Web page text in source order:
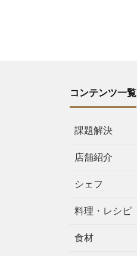
コンテンツ一覧
課題解決
店舗紹介
シェフ
料理・レシピ
食材